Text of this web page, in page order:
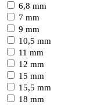
6,8 mm
7 mm
9 mm
10,5 mm
11 mm
12 mm
15 mm
15,5 mm
18 mm